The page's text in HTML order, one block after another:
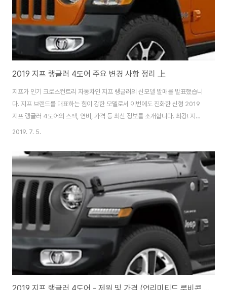
2019 지프 랭글러 4도어 주요 변경 사항 정리 上
지프가 인기 크로스컨트리 자동차인 지프 랭글러의 신모델 발매를 발표했습니
다. 지프 브랜드를 대표하는 힘이 강한 모델로서 이번에도 진화한 신형 2019
지프 랭글러 4도어의 스펙, 연비, 가격 등 최신 정보를 소개합니다. 최강! 지프
신형 랭글러 언리미티드 루비콘 발매!▼ 지프 신형 랭글러 언리미티드 루비콘
비콘" 발매를 발표했습니다. 지프 랭글러는 험로 주파 성능이 세일즈 포인트입
니다. 지프 차량 중에서도 특히 주행 성능을 중시한 모델로 알려져, 억센 스타일
과 높은 내구성에 팬이 많은 모델입니다. 새로운 세대의 랭글러는 2018년 11
월 풀 모델 체인지가 진화한 파워 트레인(전동기구)을 포함하여 큰 인기를 끌었
습니다. 신형 랭글러..
2019. 7. 5.